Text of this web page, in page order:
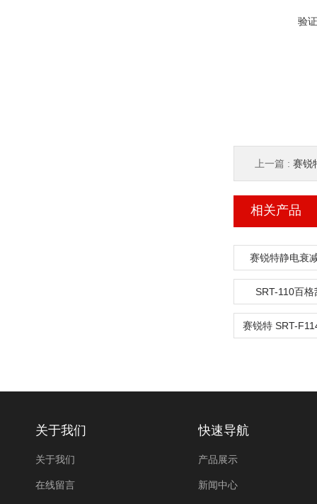
验
上一篇 : 赛锐
相关产品
赛锐特静电衰
SRT-110百
关于我们
关于我们
在线留言
快速导航
产品展示
新闻中心